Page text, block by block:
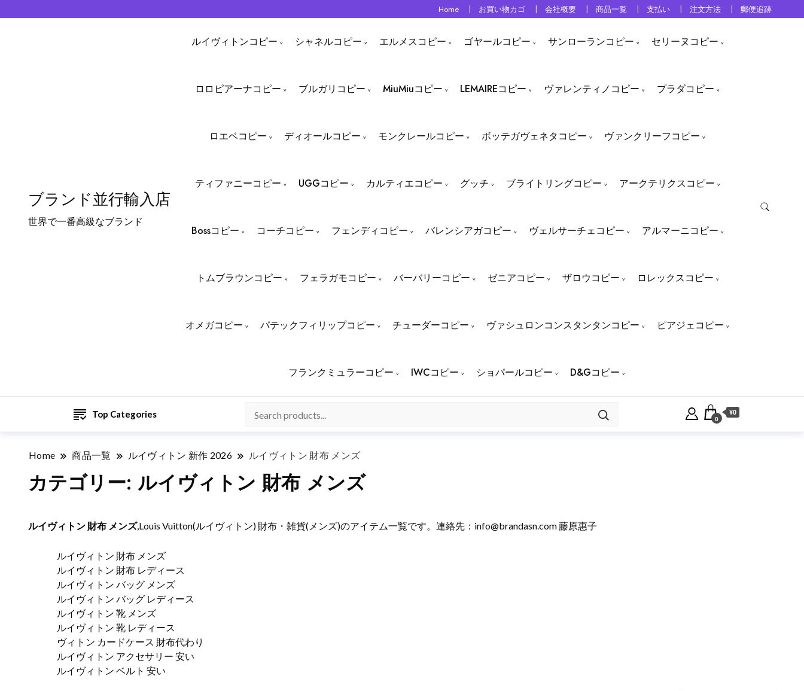
Home お買い物カゴ 会社概要 商品一覧 支払い 注文方法 郵便追跡
ブランド並行輸入店
世界で一番高級なブランド
ルイヴィトンコピー シャネルコピー エルメスコピー ゴヤールコピー サンローランコピー セリーヌコピー
ロロピアーナコピー ブルガリコピー MiuMiuコピー LEMAIREコピー ヴァレンティノコピー プラダコピー
ロエベコピー ディオールコピー モンクレールコピー ボッテガヴェネタコピー ヴァンクリーフコピー
ティファニーコピー UGGコピー カルティエコピー グッチ ブライトリングコピー アークテリクスコピー
Bossコピー コーチコピー フェンディコピー バレンシアガコピー ヴェルサーチェコピー アルマーニコピー
トムブラウンコピー フェラガモコピー バーバリーコピー ゼニアコピー ザロウコピー ロレックスコピー
オメガコピー パテックフィリップコピー チューダーコピー ヴァシュロンコンスタンタンコピー ピアジェコピー
フランクミュラーコピー IWCコピー ショパールコピー D&Gコピー
Top Categories 0
¥0
Home 商品一覧 ルイヴィトン 新作 2026 ルイヴィトン 財布 メンズ
カテゴリー: ルイヴィトン 財布 メンズ
ルイヴィトン 財布 メンズ,Louis Vuitton(ルイヴィトン) 財布・雑貨(メンズ)のアイテム一覧です。連絡先： info@brandasn.com藤原惠子
ルイヴィトン 財布 メンズ
ルイヴィトン 財布 レディース
ルイヴィトン バッグ メンズ
ルイヴィトン バッグ レディース
ルイヴィトン 靴 メンズ
ルイヴィトン 靴 レディース
ヴィトン カードケース 財布代わり
ルイヴィトン アクセサリー 安い
ルイヴィトン ベルト 安い